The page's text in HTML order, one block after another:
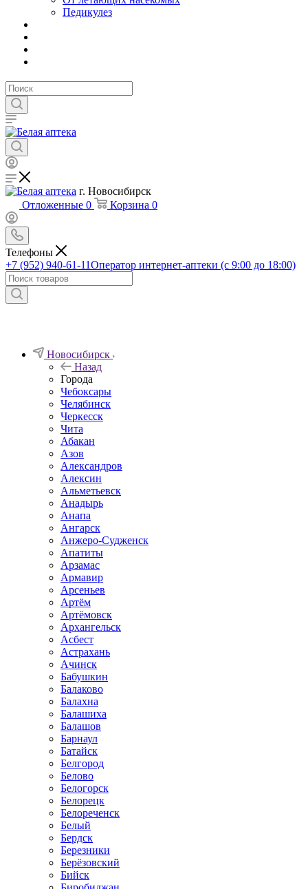
Педикулез
г. Новосибирск
Отложенные 0 Корзина 0
Телефоны
+7 (952) 940-61-11Оператор интернет-аптеки (с 9:00 до 18:00)
Новосибирск
Назад
Города
Чебоксары
Челябинск
Черкесск
Чита
Абакан
Азов
Александров
Алексин
Альметьевск
Анадырь
Анапа
Ангарск
Анжеро-Судженск
Апатиты
Арзамас
Армавир
Арсеньев
Артём
Артёмовск
Архангельск
Асбест
Астрахань
Ачинск
Бабушкин
Балаково
Балахна
Балашиха
Балашов
Барнаул
Батайск
Белгород
Белово
Белогорск
Белорецк
Белореченск
Белый
Бердск
Березники
Берёзовский
Бийск